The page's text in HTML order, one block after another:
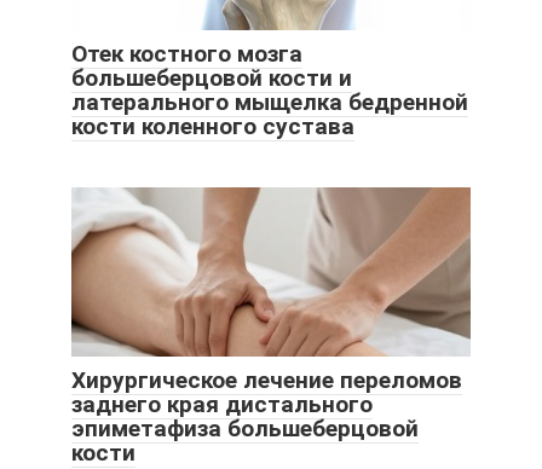
Отек костного мозга
большеберцовой кости и
латерального мыщелка бедренной
кости коленного сустава
Хирургическое лечение переломов
заднего края дистального
эпиметафиза большеберцовой
кости